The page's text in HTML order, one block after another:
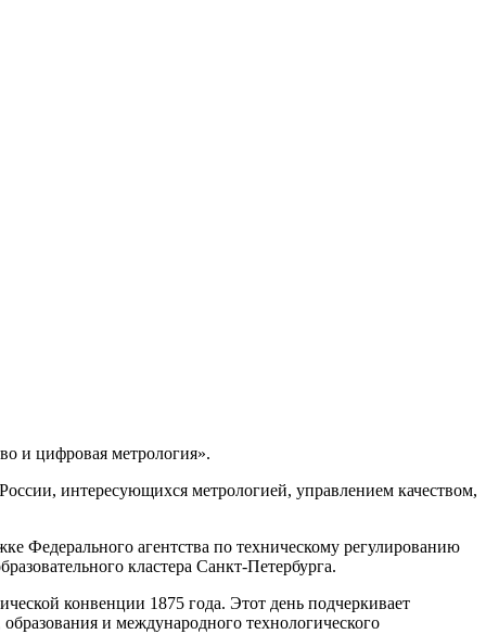
и цифровая метрология».
интересующихся метрологией, управлением качеством,
Федерального агентства по техническому регулированию
кластера Санкт-Петербурга.
конвенции 1875 года. Этот день подчеркивает
и международного технологического